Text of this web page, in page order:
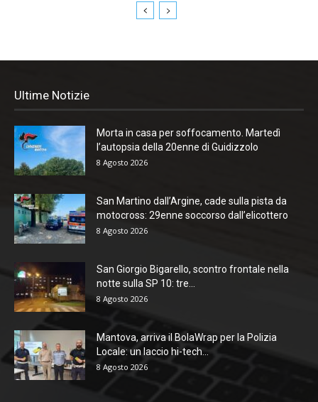
Ultime Notizie
Morta in casa per soffocamento. Martedì
l’autopsia della 20enne di Guidizzolo
8 Agosto 2026
San Martino dall’Argine, cade sulla pista da
motocross: 29enne soccorso dall’elicottero
8 Agosto 2026
San Giorgio Bigarello, scontro frontale nella
notte sulla SP 10: tre...
8 Agosto 2026
Mantova, arriva il BolaWrap per la Polizia
Locale: un laccio hi-tech...
8 Agosto 2026